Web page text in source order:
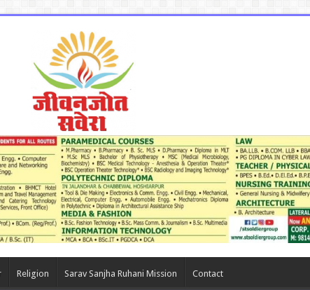
Religion Sarav Sanjha Ruhani Mission Contact